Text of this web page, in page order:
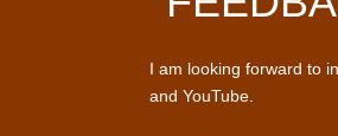
I am looking forward to
and YouTube.